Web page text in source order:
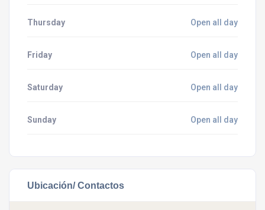
Thursday Open all day
Friday Open all day
Saturday Open all day
Sunday Open all day
Ubicación/ Contactos